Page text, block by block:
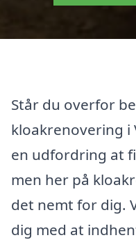
Står du overfor
kloakrenovering i
en udfordring at
men her på
det nemt for dig.
dig med at